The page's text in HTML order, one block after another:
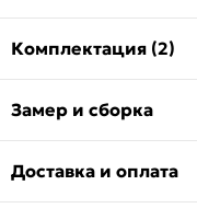
Комплектация (2)
Замер и сборка
Доставка и оплата